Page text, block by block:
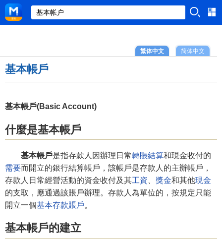
简体中文
繁体中文
基本帳戶
基本帳戶(Basic Account)
什麼是基本帳戶
基本帳戶是指存款人因辦理日常轉賬結算和現金收付的
需要而開立的銀行結算帳戶，該帳戶是存款人的主辦帳戶，
存款人日常經營活動的資金收付及其工資 獎金和其他現金
的支取，應通過該賬戶辦理。存款人為單位的，按規定只能
開立一個基本存款賬戶。
基本帳戶的建立